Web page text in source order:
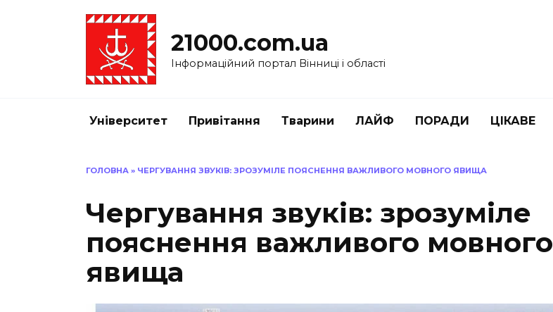
21000.com.ua
Інформаційний портал Вінниці і області
Університет Привітання Тварини ЛАЙФ ПОРАДИ ЦІКАВЕ
ГОЛОВНА » ЧЕРГУВАННЯ ЗВУКІВ: ЗРОЗУМІЛЕ ПОЯСНЕННЯ ВАЖЛИВОГО МОВНОГО ЯВИЩА
Чергування звуків: зрозуміле
пояснення важливого мовного
явища